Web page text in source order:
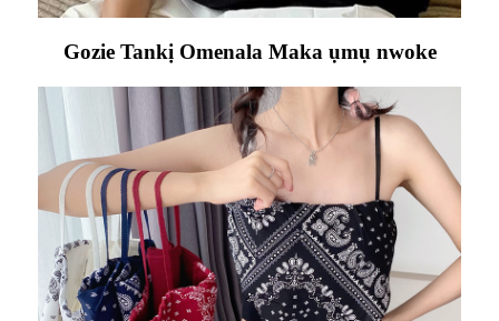
Gozie Tankị Omenala Maka ụmụ nwoke